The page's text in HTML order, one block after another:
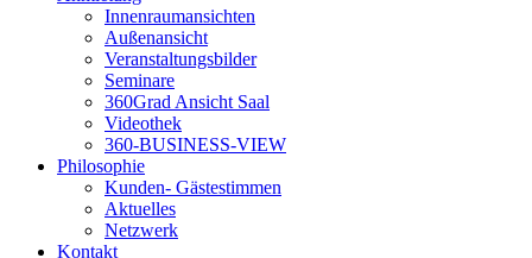
Innenraumansichten
Außenansicht
Veranstaltungsbilder
Seminare
360Grad Ansicht Saal
Videothek
360-BUSINESS-VIEW
Philosophie
Kunden- Gästestimmen
Aktuelles
Netzwerk
Kontakt